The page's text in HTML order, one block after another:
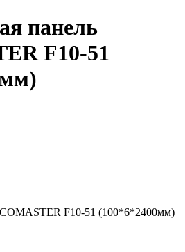
панель
F10-51
F10-51 (100*6*2400мм)